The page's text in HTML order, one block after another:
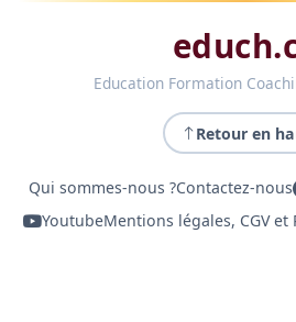
Education Formation
Retour en
Qui sommes-nous ?Contactez-nous
YoutubeMentions légales, CGV